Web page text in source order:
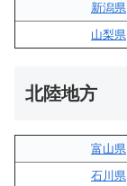
新潟県
山梨県
北陸地方
富山県
石川県